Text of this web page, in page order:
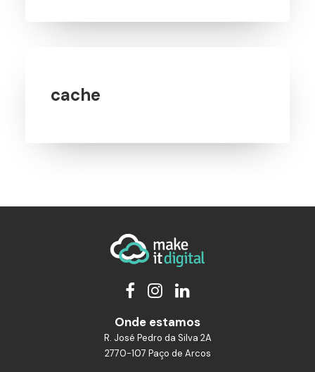
cache
Onde estamos
R. José Pedro da Silva 2A
2770-107 Paço de Arcos